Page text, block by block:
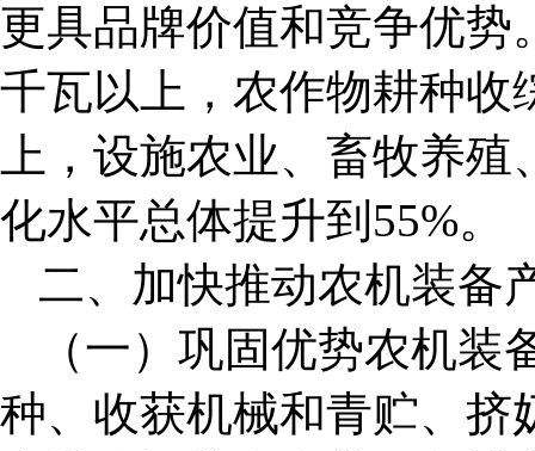
更具品牌价值和竞争优势
千瓦以上，农作物耕种收
上，设施农业、畜牧养
化水平总体提升到55%。
二、加快推动农机装备
（一）巩固优势农机
种、收获机械和青贮、挤